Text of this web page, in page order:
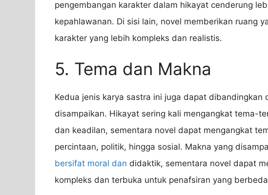
pengembangan karakter dalam hikayat cenderung
kepahlawanan. Di sisi lain, novel memberikan ruang
karakter yang lebih kompleks dan realistis.
5. Tema dan Makna
Kedua jenis karya sastra ini juga dapat dibandingkan
disampaikan. Hikayat sering kali mengangkat tema-
dan keadilan, sementara novel dapat mengangkat
percintaan, politik, hingga sosial. Makna yang
bersifat moral dan didaktik, sementara novel dapat
kompleks dan terbuka untuk penafsiran yang